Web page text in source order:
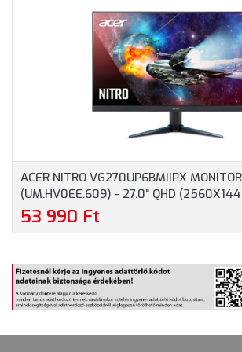
FREESYNC, 100HZ, 4MS,
250NIT, DISPLAYPORT,
HDMI, VGA, 3 ÉV
VGA, 3
ACER NITRO VG270UP6BMIIPX MONITOR
(UM.HV0EE.609) - 27.0" QHD
ZEROFRAME, 144HZ, 1MS, DISPLAYPORT,
GARANCIA
53 990 Ft